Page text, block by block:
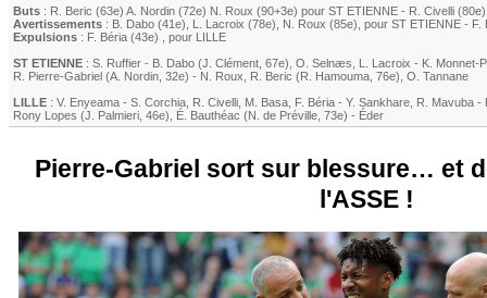
Buts : R. Beric (63e) A. Nordin (72e) N. Roux (90+3e) pour ST ETIENNE - R. Civelli
Avertissements : B. Dabo (41e) L. Lacroix (78e) N. Roux (85e) , pour ST ETIENNE - F.
Expulsions : F. Béria (43e) , pour LILLE
ST ETIENNE : S. Ruffier - B. Dabo (J. Clément , 67e) O. Selnæs L. Lacroix - K. Monnet-
R. Pierre-Gabriel (A. Nordin , 32e) - N. Roux R. Beric (R. Hamouma , 76e) O. Tannane
LILLE : V. Enyeama - S. Corchia R. Civelli M. Basa F. Béria - Y. Sankhare R. Mavuba -
Rony Lopes (J. Palmieri , 46e) É. Bauthéac (N. de Préville , 73e) - Éder
Pierre-Gabriel sort sur blessure… et
l'ASSE !